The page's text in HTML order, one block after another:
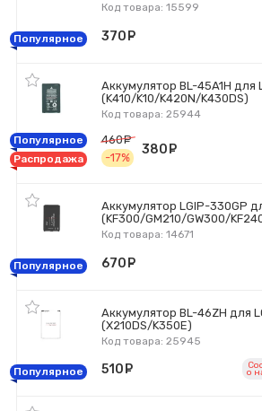
Код товара: 15599
Популярное 370
Аккумулятор BL-45A1H для
(K410/K10/K420N/K430DS)
Код товара: 25944
Популярное
Распродажа
460
-17%
380
Аккумулятор LGIP-330GP
(KF300/GM210/GW300/
Код товара: 14671
Популярное 670
Аккумулятор BL-46ZH для
(X210DS/K350E)
Код товара: 25945
Популярное 510 o